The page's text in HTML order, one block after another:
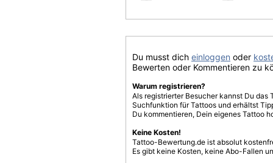
Du musst dich einloggen oder
Bewerten oder Kommentieren zu
Warum registrieren?
Als registrierter Besucher kannst Du
Suchfunktion für Tattoos und erhältst
Du kommentieren, Dein eigenes Tattoo
Keine Kosten!
Tattoo-Bewertung.de ist absolut
Es gibt keine Kosten, keine Abo-Fallen